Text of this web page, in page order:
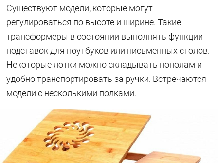
Существуют модели, которые могут
регулироваться по высоте и ширине. Такие
трансформеры в состоянии выполнять функции
подставок для ноутбуков или письменных столов.
Некоторые лотки можно складывать пополам и
удобно транспортировать за ручки. Встречаются
модели с несколькими полками.